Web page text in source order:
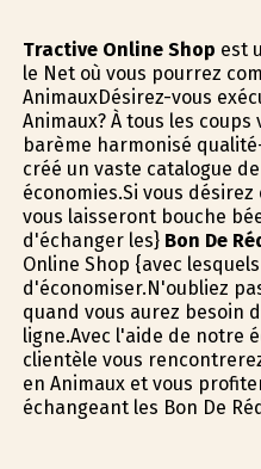
Tractive Online Shop est
le Net où vous pourrez
AnimauxDésirez-vous
Animaux? À tous les
barème harmonisé
créé un vaste catalogue
économies.Si vous
vous laisseront bouche
d'échanger les} Bon De
Online Shop {avec
d'économiser.N'oubliez
quand vous aurez besoin
ligne.Avec l'aide de notre
clientèle vous
en Animaux et vous
échangeant les Bon De